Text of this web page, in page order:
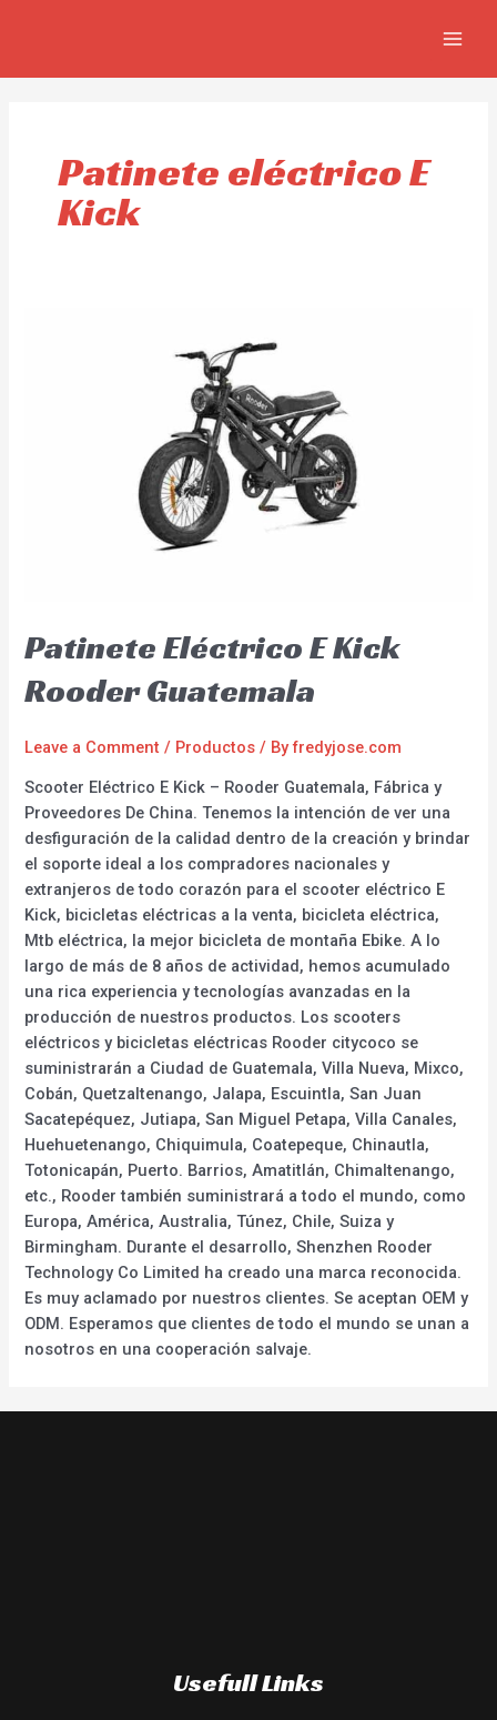
Patinete eléctrico E
Kick
Patinete Eléctrico E Kick
Rooder Guatemala
Leave a Comment / Productos / Byfredyjose.com
Scooter Eléctrico E Kick – Rooder Guatemala, Fábrica y
Proveedores De China. Tenemos la intención de ver una
desfiguración de la calidad dentro de la creación y brindar
el soporte ideal a los compradores nacionales y
extranjeros de todo corazón para el scooter eléctrico E
Kick, bicicletas eléctricas a la venta, bicicleta eléctrica,
Mtb eléctrica, la mejor bicicleta de montaña Ebike. A lo
largo de más de 8 años de actividad, hemos acumulado
una rica experiencia y tecnologías avanzadas en la
producción de nuestros productos. Los scooters
eléctricos y bicicletas eléctricas Rooder citycoco se
suministrarán a Ciudad de Guatemala, Villa Nueva, Mixco,
Cobán, Quetzaltenango, Jalapa, Escuintla, San Juan
Sacatepéquez, Jutiapa, San Miguel Petapa, Villa Canales,
Huehuetenango, Chiquimula, Coatepeque, Chinautla,
Totonicapán, Puerto. Barrios, Amatitlán, Chimaltenango,
etc., Rooder también suministrará a todo el mundo, como
Europa, América, Australia, Túnez, Chile, Suiza y
Birmingham. Durante el desarrollo, Shenzhen Rooder
Technology Co Limited ha creado una marca reconocida.
Es muy aclamado por nuestros clientes. Se aceptan OEM y
ODM. Esperamos que clientes de todo el mundo se unan a
nosotros en una cooperación salvaje.
Usefull Links